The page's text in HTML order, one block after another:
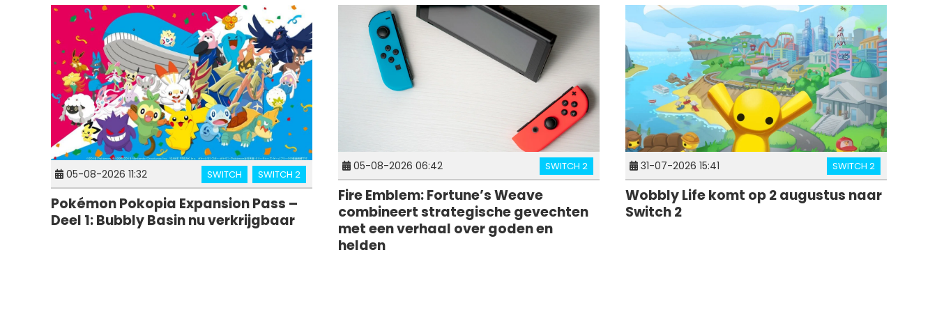
05-08-2026 11:32 SWITCH SWITCH 2
Pokémon Pokopia Expansion Pass –
Deel 1: Bubbly Basin nu verkrijgbaar
05-08-2026 06:42 SWITCH 2
Fire Emblem: Fortune’s Weave
combineert strategische gevechten
met een verhaal over goden en
helden
31-07-2026 15:41 SWITCH 2
Wobbly Life komt op 2 augustus naar
Switch 2